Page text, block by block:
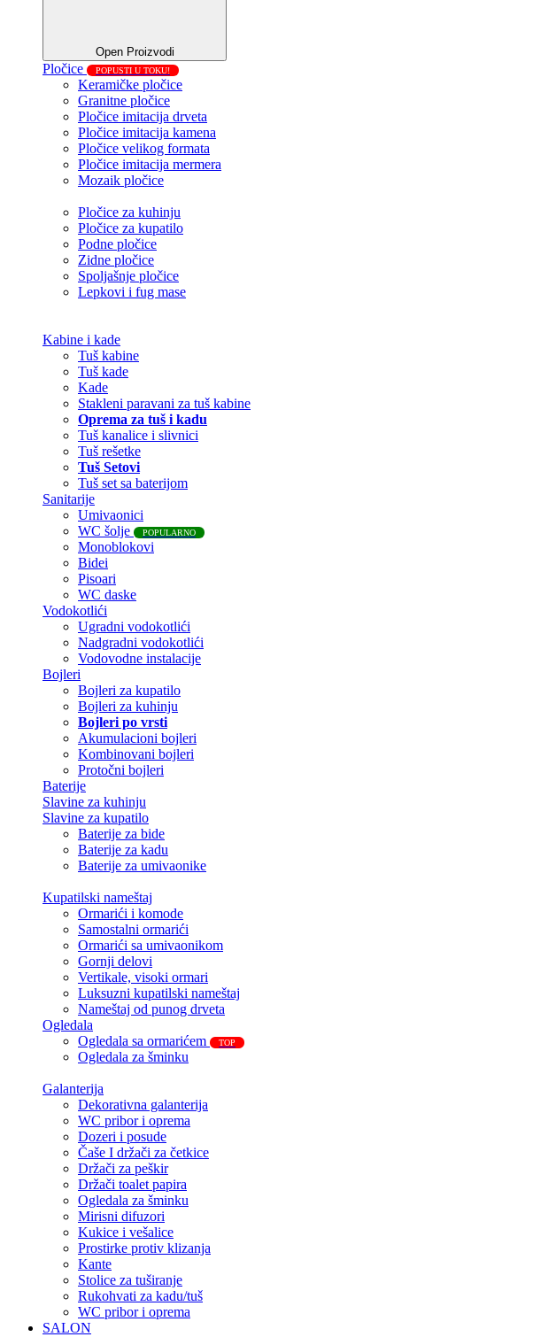
Open Proizvodi
Pločice POPUSTI U TOKU!
Keramičke pločice
Granitne pločice
Pločice imitacija drveta
Pločice imitacija kamena
Pločice velikog formata
Pločice imitacija mermera
Mozaik pločice
Pločice za kuhinju
Pločice za kupatilo
Podne pločice
Zidne pločice
Spoljašnje pločice
Lepkovi i fug mase
Kabine i kade
Tuš kabine
Tuš kade
Kade
Stakleni paravani za tuš kabine
Oprema za tuš i kadu
Tuš kanalice i slivnici
Tuš rešetke
Tuš Setovi
Tuš set sa baterijom
Sanitarije
Umivaonici
WC šolje
POPULARNO
Monoblokovi
Bidei
Pisoari
WC daske
Vodokotlići
Ugradni vodokotlići
Nadgradni vodokotlići
Vodovodne instalacije
Bojleri
Bojleri za kupatilo
Bojleri za kuhinju
Bojleri po vrsti
Akumulacioni bojleri
Kombinovani bojleri
Protočni bojleri
Baterije
Slavine za kuhinju
Slavine za kupatilo
Baterije za bide
Baterije za kadu
Baterije za umivaonike
Kupatilski nameštaj
Ormarići i komode
Samostalni ormarići
Ormarići sa umivaonikom
Gornji delovi
Vertikale, visoki ormari
Luksuzni kupatilski nameštaj
Nameštaj od punog drveta
Ogledala
Ogledala sa ormarićem
TOP
Ogledala za šminku
Galanterija
Dekorativna galanterija
WC pribor i oprema
Dozeri i posude
Čaše I držači za četkice
Držači za peškir
Držači toalet papira
Ogledala za šminku
Mirisni difuzori
Kukice i vešalice
Prostirke protiv klizanja
Kante
Stolice za tuširanje
Rukohvati za kadu/tuš
WC pribor i oprema
SALON